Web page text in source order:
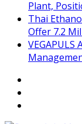
Plant,
Thai
Offer 7.2